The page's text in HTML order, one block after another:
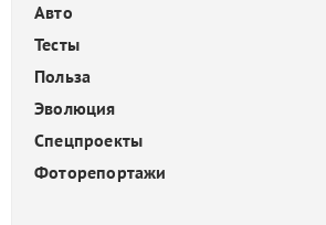
Авто
Тесты
Польза
Эволюция
Спецпроекты
Фоторепортажи